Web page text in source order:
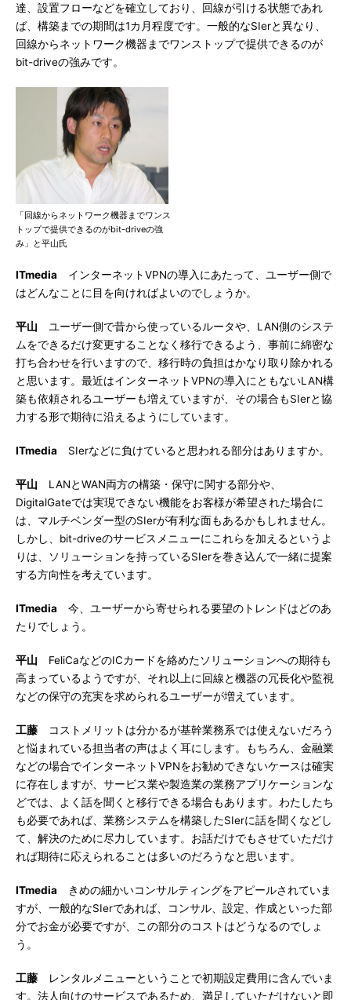
達、設置フローなどを確立しており、回線が引ける状態であれ
ば、構築までの期間は1カ月程度です。一般的なSIerと異なり、
回線からネットワーク機器までワンストップで提供できるのが
bit-driveの強みです。
「回線からネットワーク機器までワンス
トップで提供できるのがbit-driveの強
み」と平山氏
ITmedia インターネットVPNの導入にあたって、ユーザー側で
はどんなことに目を向ければよいのでしょうか。
平山 ユーザー側で昔から使っているルータや、LAN側のシステ
ムをできるだけ変更することなく移行できるよう、事前に綿密な
打ち合わせを行いますので、移行時の負担はかなり取り除かれる
と思います。最近はインターネットVPNの導入にともないLAN構
築も依頼されるユーザーも増えていますが、その場合もSIerと協
力する形で期待に沿えるようにしています。
ITmedia SIerなどに負けていると思われる部分はありますか。
平山 LANとWAN両方の構築・保守に関する部分や、
DigitalGateでは実現できない機能をお客様が希望された場合に
は、マルチベンダー型のSIerが有利な面もあるかもしれません。
しかし、bit-driveのサービスメニューにこれらを加えるというよ
りは、ソリューションを持っているSIerを巻き込んで一緒に提案
する方向性を考えています。
ITmedia 今、ユーザーから寄せられる要望のトレンドはどのあ
たりでしょう。
平山 FeliCaなどのICカードを絡めたソリューションへの期待も
高まっているようですが、それ以上に回線と機器の冗長化や監視
などの保守の充実を求められるユーザーが増えています。
工藤 コストメリットは分かるが基幹業務系では使えないだろう
と悩まれている担当者の声はよく耳にします。もちろん、金融業
などの場合でインターネットVPNをお勧めできないケースは確実
に存在しますが、サービス業や製造業の業務アプリケーションな
どでは、よく話を聞くと移行できる場合もあります。わたしたち
も必要であれば、業務システムを構築したSIerに話を聞くなどし
て、解決のために尽力しています。お話だけでもさせていただけ
れば期待に応えられることは多いのだろうなと思います。
ITmedia きめの細かいコンサルティングをアピールされていま
すが、一般的なSIerであれば、コンサル、設定、作成といった部
分でお金が必要ですが、この部分のコストはどうなるのでしょ
う。
工藤 レンタルメニューということで初期設定費用に含んでいま
す。法人向けのサービスであるため、満足していただけないと即